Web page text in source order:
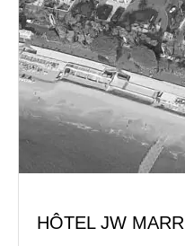
HÔTEL JW